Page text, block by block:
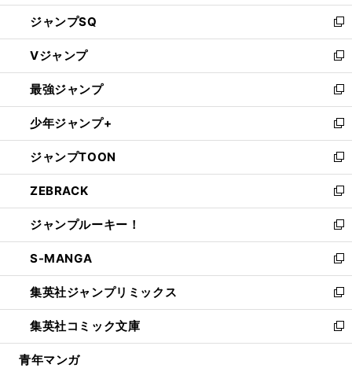
し
い
ウ
ィ
ン
ド
ウ
で
開
く
ジャンプSQ
新
し
い
ウ
ィ
ン
ド
ウ
で
開
く
Vジャンプ
新
し
い
ウ
ィ
ン
ド
ウ
で
開
く
最強ジャンプ
新
し
い
ウ
ィ
ン
ド
ウ
で
開
く
少年ジャンプ+
新
し
い
ウ
ィ
ン
ド
ウ
で
開
く
ジャンプTOON
新
し
い
ウ
ィ
ン
ド
ウ
で
開
く
ZEBRACK
新
し
い
ウ
ィ
ン
ド
ウ
で
開
ジャンプルーキー！
新
し
い
ウ
ィ
ン
ド
ウ
S-MANGA
新
し
い
ウ
ィ
ン
集英社ジャンプリミックス
新
し
い
ウ
集英社コミック文庫
新
し
青年マンガ